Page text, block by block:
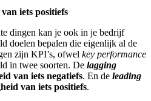
iets positiefs
dingen kan je ook in je bedrijf
doelen bepalen die eigenlijk al de
zijn KPI’s, ofwel key performance
in twee soorten. De lagging
van iets negatiefs. En de leading
van iets positiefs.